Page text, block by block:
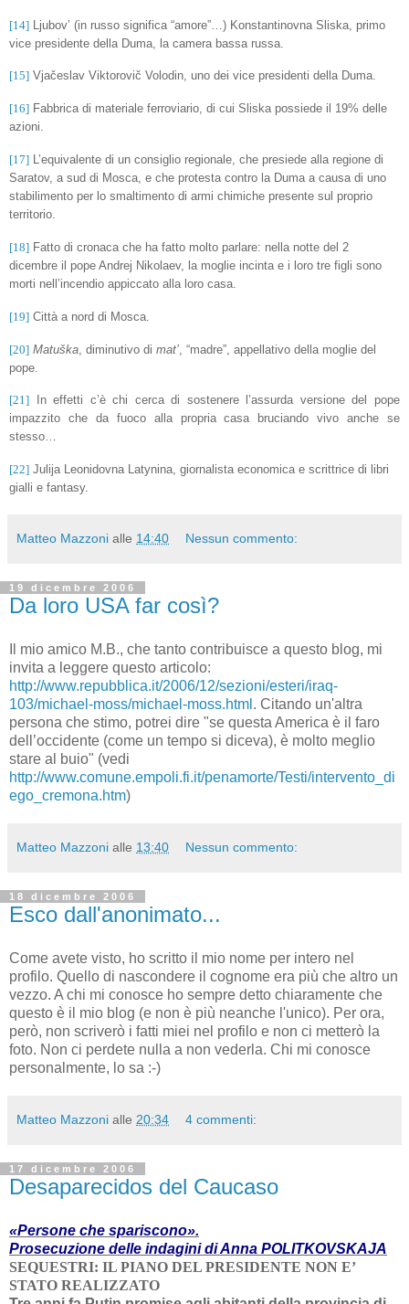
[14] Ljubov’ (in russo significa “amore”…) Konstantinovna Sliska, primo
vice presidente della Duma, la camera bassa russa.
[15] Vjačeslav Viktorovič Volodin, uno dei vice presidenti della Duma.
[16] Fabbrica di materiale ferroviario, di cui Sliska possiede il 19% delle
azioni.
[17] L’equivalente di un consiglio regionale, che presiede alla regione di
Saratov, a sud di Mosca, e che protesta contro la Duma a causa di uno
stabilimento per lo smaltimento di armi chimiche presente sul proprio
territorio.
[18] Fatto di cronaca che ha fatto molto parlare: nella notte del 2
dicembre il pope Andrej Nikolaev, la moglie incinta e i loro tre figli sono
morti nell’incendio appiccato alla loro casa.
[19] Città a nord di Mosca.
[20] Matuška , diminutivo di mat’ , “madre”, appellativo della moglie del
pope.
[21] In effetti c’è chi cerca di sostenere l’assurda versione del pope
impazzito che da fuoco alla propria casa bruciando vivo anche se
stesso…
[22] Julija Leonidovna Latynina, giornalista economica e scrittrice di libri
gialli e fantasy.
Matteo Mazzoni alle 14:40 Nessun commento:
19 dicembre 2006
Da loro USA far così?
Il mio amico M.B., che tanto contribuisce a questo blog, mi
invita a leggere questo articolo:
http://www.repubblica.it/2006/12/sezioni/esteri/iraq-
103/michael-moss/michael-moss.html . Citando un'altra
persona che stimo, potrei dire "se questa America è il faro
dell’occidente (come un tempo si diceva), è molto meglio
stare al
buio" (vedi
http://www.comune.empoli.fi.it/penamorte/Testi/intervento_di
ego_cremona.htm)
Matteo Mazzoni alle 13:40 Nessun commento:
18 dicembre 2006
Esco dall'anonimato...
Come avete visto, ho scritto il mio nome per intero nel
profilo. Quello di nascondere il cognome era più che altro un
vezzo. A chi mi conosce ho sempre detto chiaramente che
questo è il mio blog (e non è più neanche l'unico). Per ora,
però, non scriverò i fatti miei nel profilo e non ci metterò la
foto. Non ci perdete nulla a non vederla. Chi mi conosce
personalmente, lo sa :-)
Matteo Mazzoni alle 20:34 4 commenti:
17 dicembre 2006
Desaparecidos del Caucaso
«Persone che spariscono».
Prosecuzione delle indagini di Anna POLITKOVSKAJA
SEQUESTRI: IL PIANO DEL PRESIDENTE NON E’
STATO REALIZZATO